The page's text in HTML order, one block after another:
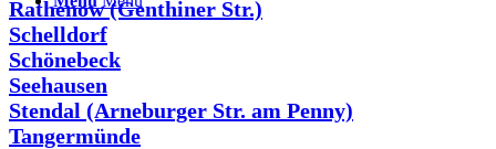
Rathenow (Genthiner Str.)
Schelldorf
Schönebeck
Seehausen
Stendal (Arneburger Str. am Penny)
Tangermünde